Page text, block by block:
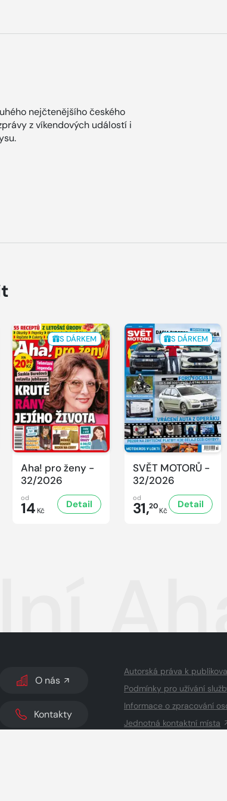
nejčtenějšího českého
z víkendových událostí i
S DÁRKEM
Aha! pro ženy -
32/2026
od
14 Kč
Detail
S DÁRKEM
SVĚT MOTORŮ -
32/2026
od
31,20Kč
Detail
O nás
Kontakty
Autorská práva k
Podmínky pro užívání
Informace o zpracování
Jednotná kontaktní místa